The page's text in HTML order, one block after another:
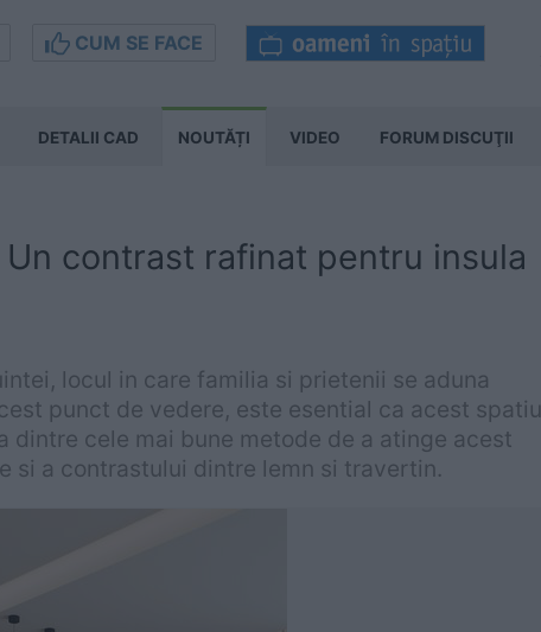
CUM SE FACE
DETALII CAD NOUTĂȚI VIDEO FORUM DISCUŢII
contrast rafinat pentru insula
locul in care familia si prietenii se aduna
punct de vedere, este esential ca acest spatiu
cele mai bune metode de a atinge acest
si a contrastului dintre lemn si travertin.